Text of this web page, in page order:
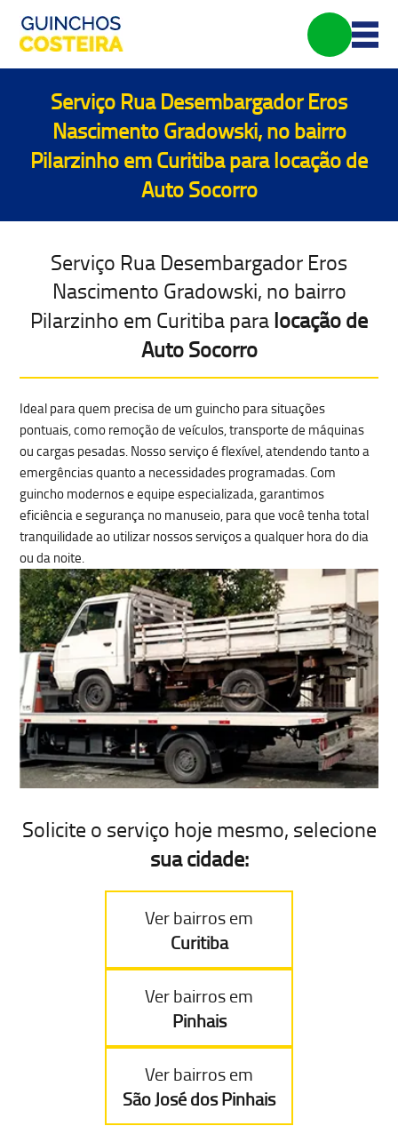
Serviço Rua Desembargador Eros
Nascimento Gradowski, no bairro
Pilarzinho em Curitiba paralocação de
Auto Socorro
Serviço Rua Desembargador Eros
Nascimento Gradowski, no bairro
Pilarzinho em Curitiba paralocação de
Auto Socorro
Ideal para quem precisa de umguincho para situações
pontuais, comoremoção de veículos, transporte de máquinas
ou cargas pesadas. Nosso serviço é flexível, atendendo tanto a
emergências quanto a necessidades programadas. Com
guincho modernos e equipe especializada, garantimos
eficiência e segurança no manuseio, para que você tenha total
tranquilidade ao utilizar nossos serviços a qualquer hora do dia
ou da noite.
Solicite o serviço hoje mesmo, selecione
sua cidade:
Ver bairros em
Curitiba
Ver bairros em
Pinhais
Ver bairros em
São José dos Pinhais